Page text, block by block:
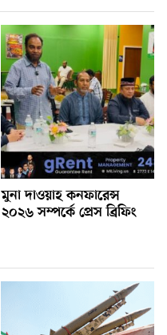
মুনা দাওয়াহ কনফারেন্স
২০২৬ সম্পর্কে প্রেস ব্রিফিং